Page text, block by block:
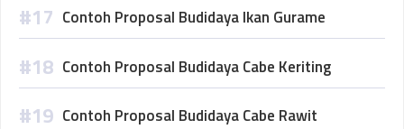
Contoh Proposal Budidaya Ikan Gurame
Contoh Proposal Budidaya Cabe Keriting
Contoh Proposal Budidaya Cabe Rawit